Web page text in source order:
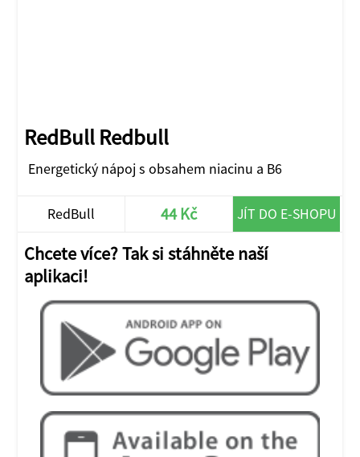
RedBull Redbull
Energetický nápoj s obsahem niacinu a B6
RedBull 44 Kč JÍT DO E-SHOPU
Chcete více? Tak si stáhněte naší
aplikaci!